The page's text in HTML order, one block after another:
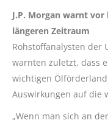
J.P. Morgan warnt
längeren Zeitraum
Rohstoffanalysten der
warnten zuletzt, dass
wichtigen
Auswirkungen auf die
„Wenn man sich an